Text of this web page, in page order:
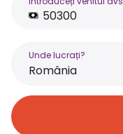
Unde lucrați?
România